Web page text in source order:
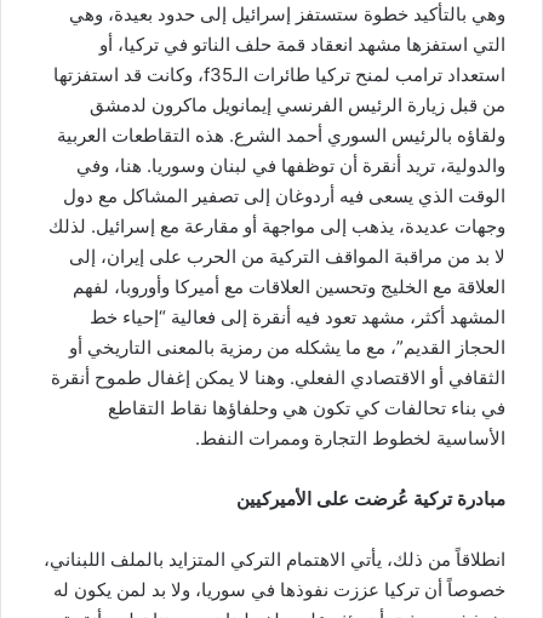
وهي بالتأكيد خطوة ستستفز إسرائيل إلى حدود بعيدة، وهي
التي استفزها مشهد انعقاد قمة حلف الناتو في تركيا، أو
استعداد ترامب لمنح تركيا طائرات الـf35، وكانت قد استفزتها
من قبل زيارة الرئيس الفرنسي إيمانويل ماكرون لدمشق
ولقاؤه بالرئيس السوري أحمد الشرع. هذه التقاطعات العربية
والدولية، تريد أنقرة أن توظفها في لبنان وسوريا. هنا، وفي
الوقت الذي يسعى فيه أردوغان إلى تصفير المشاكل مع دول
وجهات عديدة، يذهب إلى مواجهة أو مقارعة مع إسرائيل. لذلك
لا بد من مراقبة المواقف التركية من الحرب على إيران، إلى
العلاقة مع الخليج وتحسين العلاقات مع أميركا وأوروبا، لفهم
المشهد أكثر، مشهد تعود فيه أنقرة إلى فعالية “إحياء خط
الحجاز القديم”، مع ما يشكله من رمزية بالمعنى التاريخي أو
الثقافي أو الاقتصادي الفعلي. وهنا لا يمكن إغفال طموح أنقرة
في بناء تحالفات كي تكون هي وحلفاؤها نقاط التقاطع
الأساسية لخطوط التجارة وممرات النفط.
مبادرة تركية عُرضت على الأميركيين
انطلاقاً من ذلك، يأتي الاهتمام التركي المتزايد بالملف اللبناني،
خصوصاً أن تركيا عززت نفوذها في سوريا، ولا بد لمن يكون له